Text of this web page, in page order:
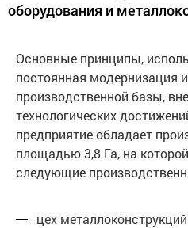
оборудования и
Основные принципы,
постоянная модернизация
производственной базы,
технологических
предприятие обладает
площадью 3,8 Га, на
следующие
цех металлоконструкций